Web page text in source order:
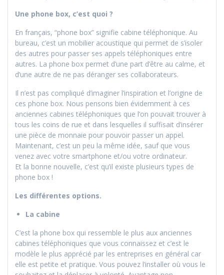
Une phone box, c’est quoi ?
En français, “phone box” signifie cabine téléphonique. Au
bureau, c’est un mobilier acoustique qui permet de s’isoler
des autres pour passer ses appels téléphoniques entre
autres. La phone box permet d’une part d’être au calme, et
d’une autre de ne pas déranger ses collaborateurs.
Il n’est pas compliqué d’imaginer l’inspiration et l’origine de
ces phone box. Nous pensons bien évidemment à ces
anciennes cabines téléphoniques que l’on pouvait trouver à
tous les coins de rue et dans lesquelles il suffisait d’insérer
une pièce de monnaie pour pouvoir passer un appel.
Maintenant, c’est un peu la même idée, sauf que vous
venez avec votre smartphone et/ou votre ordinateur.
Et la bonne nouvelle, c’est qu’il existe plusieurs types de
phone box !
Les différentes options.
La cabine
C’est la phone box qui ressemble le plus aux anciennes
cabines téléphoniques que vous connaissez et c’est le
modèle le plus apprécié par les entreprises en général car
elle est petite et pratique. Vous pouvez l’installer où vous le